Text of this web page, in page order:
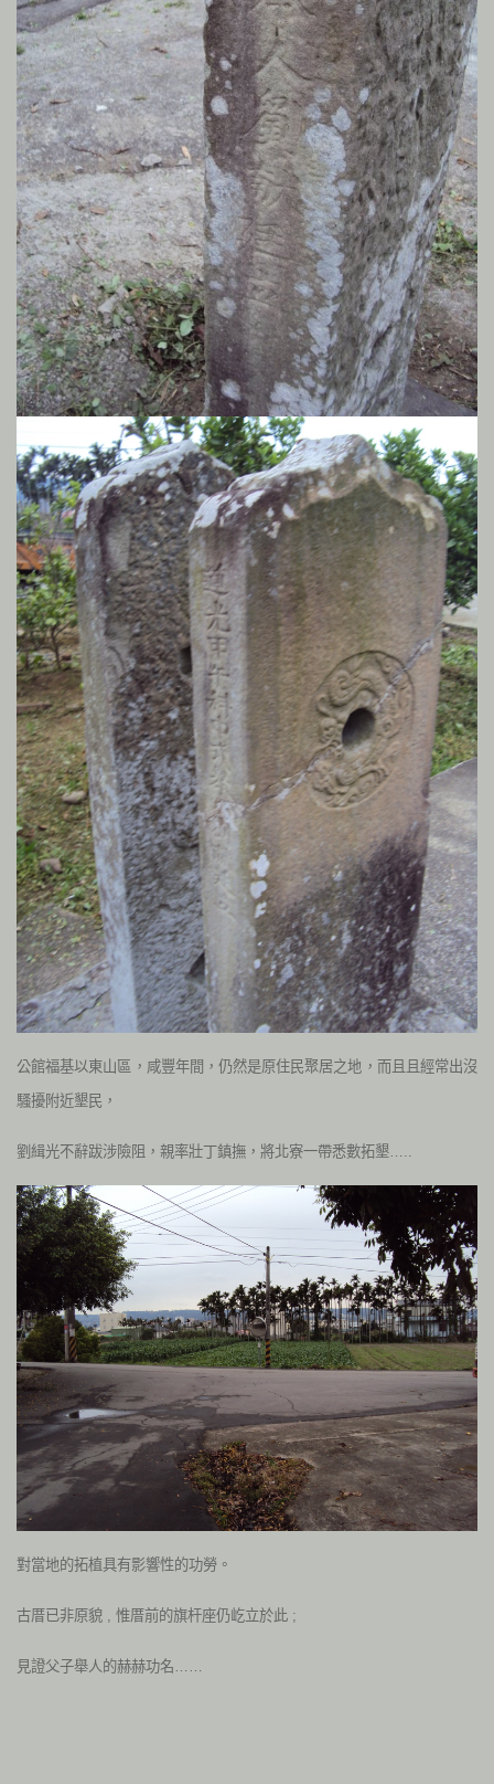
公館福基以東山區，咸豐年間，仍然是原住民聚居之地，而且且經常出沒
騷擾附近墾民，
劉緝光不辭跋涉險阻，親率壯丁鎮撫，將北寮一帶悉數拓墾…..
對當地的拓植具有影響性的功勞。
古厝已非原貌 , 惟厝前的旗杆座仍屹立於此 ;
見證父子舉人的赫赫功名……